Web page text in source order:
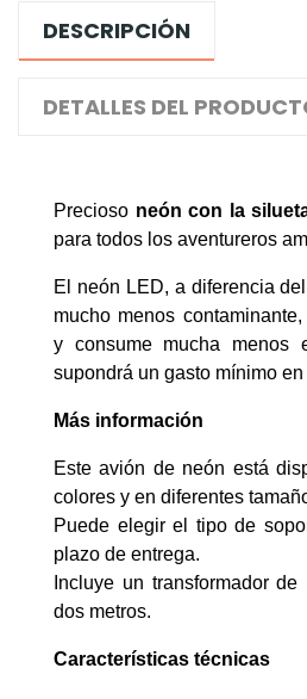
DESCRIPCIÓN
DETALLES DEL
Precioso neón con la
para todos los aventureros
El neón LED, a diferencia
mucho menos
y consume mucha menos
supondrá un gasto mínimo
Más información
Este avión de neón está
colores y en diferentes
Puede elegir el tipo de
plazo de entrega.
Incluye un transformador
dos metros.
Características técnicas